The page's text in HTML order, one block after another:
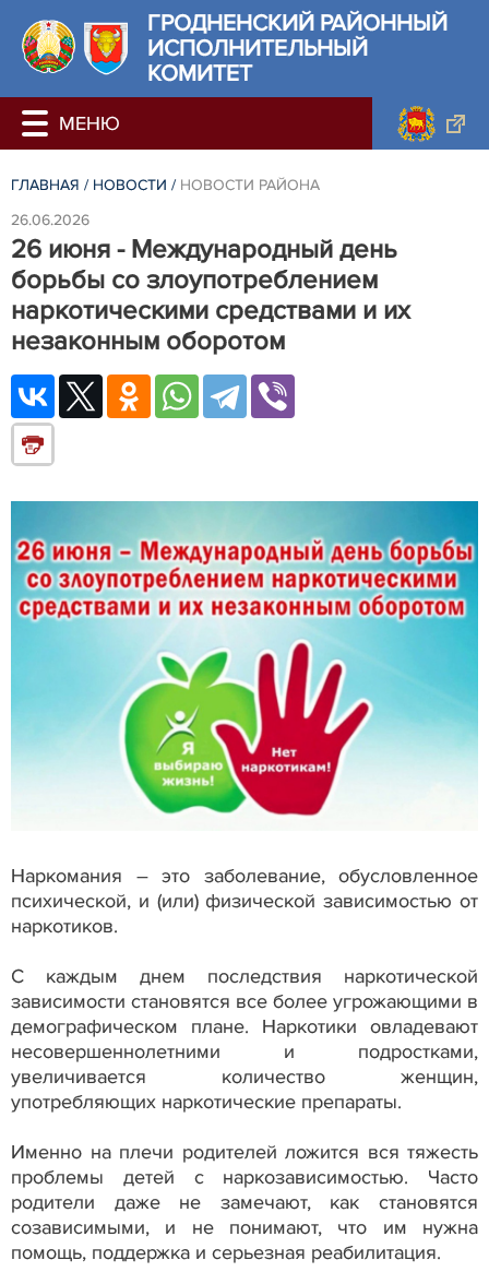
ГРОДНЕНСКИЙ РАЙОННЫЙ
ИСПОЛНИТЕЛЬНЫЙ
КОМИТЕТ
ГЛАВНАЯ / НОВОСТИ / НОВОСТИ РАЙОНА
26.06.2026
26 июня - Международный день
борьбы со злоупотреблением
наркотическими средствами и их
незаконным оборотом
Наркомания – это заболевание, обусловленное
психической, и (или) физической зависимостью от
наркотиков.
С каждым днем последствия наркотической
зависимости становятся все более угрожающими в
демографическом плане. Наркотики овладевают
несовершеннолетними и подростками,
увеличивается количество женщин,
употребляющих наркотические препараты.
Именно на плечи родителей ложится вся тяжесть
проблемы детей с наркозависимостью. Часто
родители даже не замечают, как становятся
созависимыми, и не понимают, что им нужна
помощь, поддержка и серьезная реабилитация.